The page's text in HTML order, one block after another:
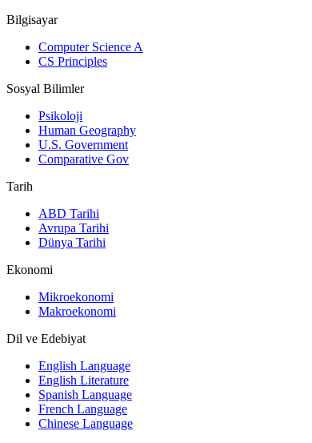
Bilgisayar
Computer Science A
CS Principles
Sosyal Bilimler
Psikoloji
Human Geography
U.S. Government
Comparative Gov
Tarih
ABD Tarihi
Avrupa Tarihi
Dünya Tarihi
Ekonomi
Mikroekonomi
Makroekonomi
Dil ve Edebiyat
English Language
English Literature
Spanish Language
French Language
Chinese Language